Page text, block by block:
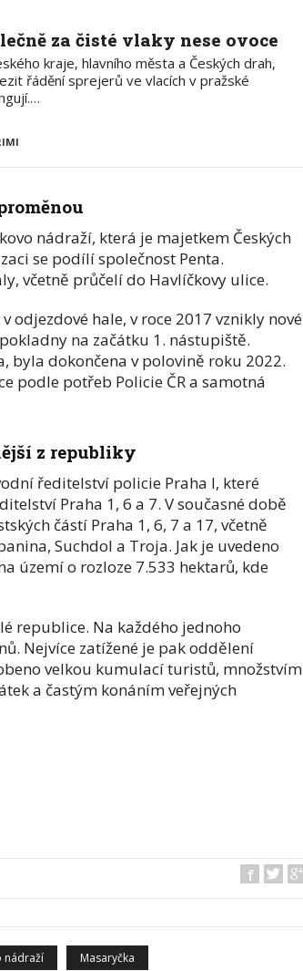
za čisté vlaky nese ovoce
kraje, hlavního města a Českých drah,
řádění sprejerů ve vlacích v pražské
nádraží, která je majetkem Českých
se podílí společnost Penta.
včetně průčelí do Havlíčkovy ulice.
odjezdové hale, v roce 2017 vznikly nové
na začátku 1. nástupiště.
byla dokončena v polovině roku 2022.
podle potřeb Policie ČR a samotná
z republiky
ředitelství policie Praha I, které
Praha 1, 6 a 7. V současné době
částí Praha 1, 6, 7 a 17, včetně
Suchdol a Troja. Jak je uvedeno
území o rozloze 7.533 hektarů, kde
republice. Na každého jednoho
Nejvíce zatížené je pak oddělení
velkou kumulací turistů, množstvím
a častým konáním veřejných
nádraží Masaryčka